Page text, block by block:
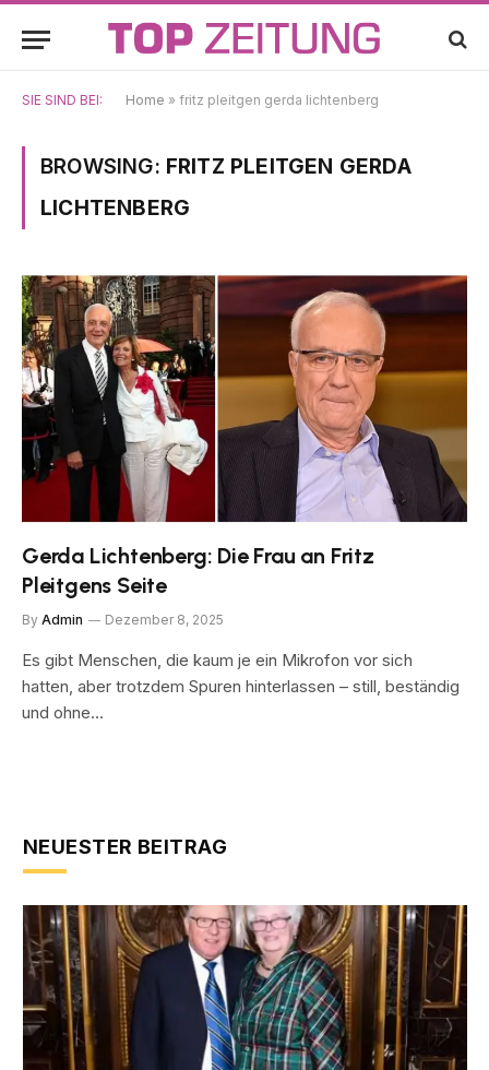
SIE SIND BEI: Home » fritz pleitgen gerda lichtenberg
BROWSING: FRITZ PLEITGEN GERDA
LICHTENBERG
Gerda Lichtenberg: Die Frau an Fritz
Pleitgens Seite
By Admin Dezember 8, 2025
Es gibt Menschen, die kaum je ein Mikrofon vor sich
hatten, aber trotzdem Spuren hinterlassen – still, beständig
und ohne…
NEUESTER BEITRAG